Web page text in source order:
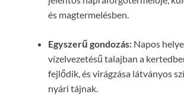
és magtermelésben.
Egyszerű gondozás: Napos
vízelvezetésű talajban a
fejlődik, és virágzása látványos
nyári tájnak.